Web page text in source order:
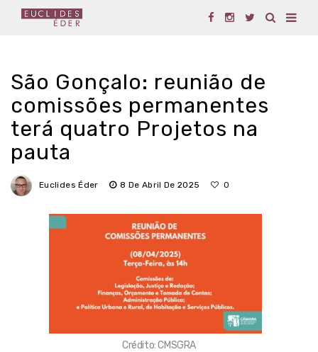
São Gonçalo: reunião de
comissões permanentes
terá quatro Projetos na
pauta
Euclides Éder 8 De Abril De 2025 0
Crédito: CMSGRA